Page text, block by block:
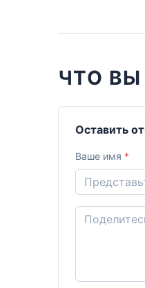
ЧТО ВЫ
Оставить
Ваше имя *